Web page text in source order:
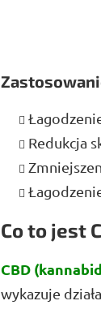
Redukcja
Co to jest
CBD
wykazuje